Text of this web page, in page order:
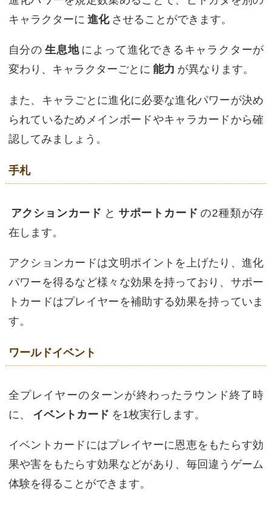
キャラクターに 進化 させることができます。
自分の 生息地 によって進化できるキャラクターが
変わり、キャラクターごとに 能力 が異なります。
また、キャラごとに進化に必要な進化パワーが決め
られているためメインボードやキャラカードから確
認してみましょう。
手札
アクションカード と サポートカード の2種類が存
在します。
アクションカードは文明ポイントを上げたり、進化
パワーを得るなど様々な効果を持っており、サポー
トカードはプレイヤーを補助する効果を持っていま
す。
ワールドイベント
全プレイヤーのターンが終わったラウンド終了時
に、
イベントカード を1枚実行します。
イベントカードにはプレイヤーに恩恵をもたらす効
果や害をもたらす効果などがあり、毎回違うゲーム
体験を得ることができます。